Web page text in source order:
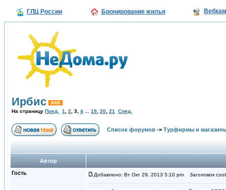
ГЛЦ России Бронирование жилья
Ирбис
На страницу Пред. 1 2 3 4 19 20 21 След.
Список форумов -> Турфирмы и
Автор
Гость
Добавлено: Вт Окт 29, 2013 5:10 pm Заголовок